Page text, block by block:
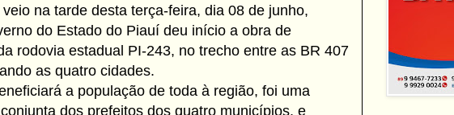
na tarde desta terça-feira, dia 08 de junho,
do Estado do Piauí deu início a obra de
rodovia estadual PI-243, no trecho entre as BR 407
as quatro cidades.
a população de toda à região, foi uma
dos prefeitos dos quatro municípios, e